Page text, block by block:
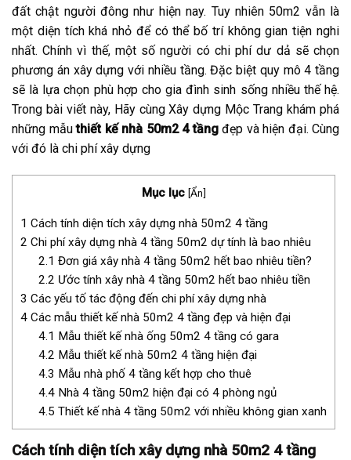
đất chật người đông như hiện nay. Tuy nhiên 50m2 vẫn là
một diện tích khá nhỏ để có thể bố trí không gian tiện nghi
nhất. Chính vì thế, một số người có chi phí dư dả sẽ chọn
phương án xây dựng với nhiều tầng. Đặc biệt quy mô 4 tầng
sẽ là lựa chọn phù hợp cho gia đình sinh sống nhiều thế hệ.
Trong bài viết này, Hãy cùng Xây dựng Mộc Trang khám phá
những mẫuthiết kế nhà 50m2 4 tầngđẹp và hiện đại. Cùng
với đó là chi phí xây dựng
Mục lục [Ẩn]
1 Cách tính diện tích xây dựng nhà 50m2 4 tầng
2 Chi phí xây dựng nhà 4 tầng 50m2 dự tính là bao nhiêu
2.1 Đơn giá xây nhà 4 tầng 50m2 hết bao nhiêu tiền?
2.2 Ước tính xây nhà 4 tầng 50m2 hết bao nhiêu tiền
3 Các yếu tố tác động đến chi phí xây dựng nhà
4 Các mẫu thiết kế nhà 50m2 4 tầng đẹp và hiện đại
4.1 Mẫu thiết kế nhà ống 50m2 4 tầng có gara
4.2 Mẫu thiết kế nhà 50m2 4 tầng hiện đại
4.3 Mẫu nhà phố 4 tầng kết hợp cho thuê
4.4Nhà 4 tầng 50m2 hiện đại có 4 phòng ngủ
4.5 Thiết kế nhà 4 tầng 50m2 với nhiều không gian xanh
Cách tính diện tích xây dựng nhà 50m2 4 tầng